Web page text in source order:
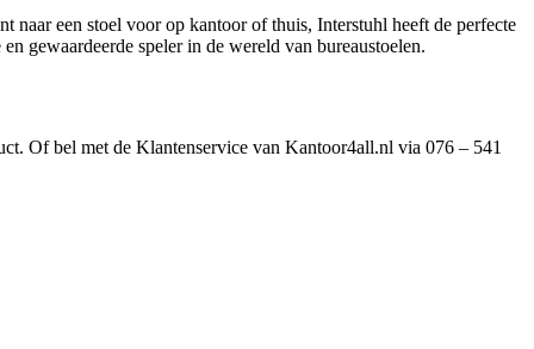
naar een stoel voor op kantoor of thuis, Interstuhl heeft de perfecte
gewaardeerde speler in de wereld van bureaustoelen.
Of bel met de Klantenservice van Kantoor4all.nl via 076 – 541